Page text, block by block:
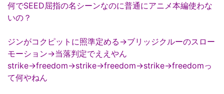
何でSEED屈指の名シーンなのに普通にアニメ本編使わな
いの？
ジンがコクピットに照準定める→ブリッジクルーのスロー
モーション→当落判定でええやん
strike→freedom→strike→freedom→strike→freedomっ
て何やねん